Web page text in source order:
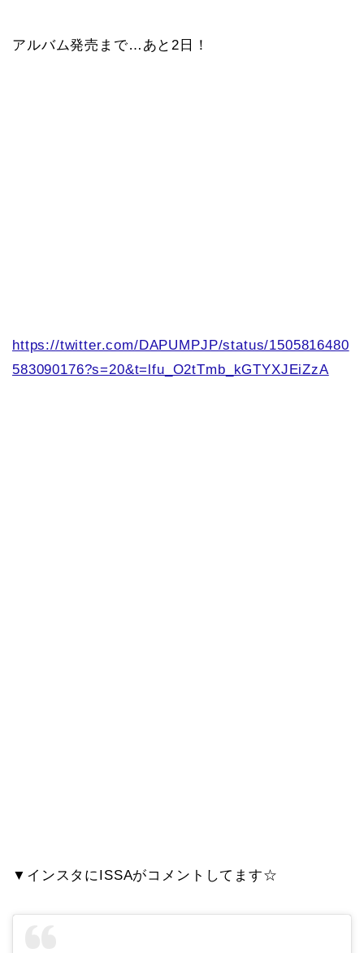
アルバム発売まで…あと2日！
https://twitter.com/DAPUMPJP/status/1505816480
583090176?s=20&t=lfu_O2tTmb_kGTYXJEiZzA
▼インスタにISSAがコメントしてます☆